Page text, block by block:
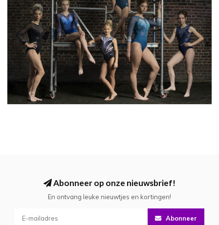
Abonneer op onze nieuwsbrief!
En ontvang leuke nieuwtjes en kortingen!
Abonneer